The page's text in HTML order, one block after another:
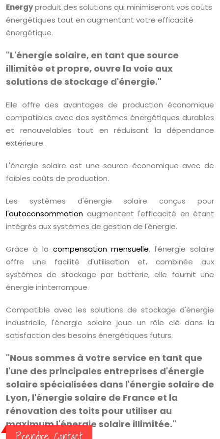
Energyproduit des solutions qui minimiseront vos coûts
énergétiques tout en augmentant votre efficacité
énergétique.
"L'énergie solaire, en tant que source
illimitée et propre, ouvre la voie aux
solutions de stockage d'énergie."
Elle offre des avantages de production économique
compatibles avec des systèmes énergétiques durables
et renouvelables tout en réduisant la dépendance
extérieure.
L'énergie solaire est une source économique avec de
faibles coûts de production.
Les systèmes d'énergie solaire conçus pour
l'autoconsommation augmentent l'efficacité en étant
intégrés aux systèmes de gestion de l'énergie.
Grâce à la compensation mensuelle, l'énergie solaire
offre une facilité d'utilisation et, combinée aux
systèmes de stockage par batterie, elle fournit une
énergie ininterrompue.
Compatible avec les solutions de stockage d'énergie
industrielle, l'énergie solaire joue un rôle clé dans la
satisfaction des besoins énergétiques futurs.
"Nous sommes à votre service en tant que
l'une des principales entreprises d'énergie
solaire spécialisées dans l'énergie solaire de
Lyon, l'énergie solaire de France et la
rénovation des toits pour utiliser au
maximum l'énergie solaire illimitée."